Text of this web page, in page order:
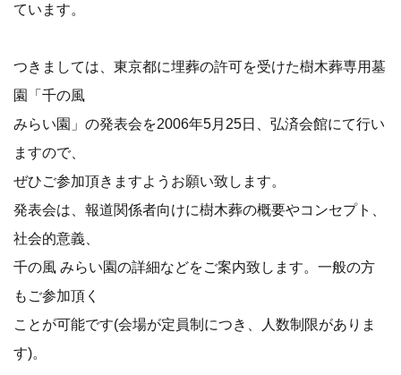
ています。
つきましては、東京都に埋葬の許可を受けた樹木葬専用墓
園「千の風
みらい園」の発表会を2006年5月25日、弘済会館にて行い
ますので、
ぜひご参加頂きますようお願い致します。
発表会は、報道関係者向けに樹木葬の概要やコンセプト、
社会的意義、
千の風 みらい園の詳細などをご案内致します。一般の方
もご参加頂く
ことが可能です(会場が定員制につき、人数制限がありま
す)。